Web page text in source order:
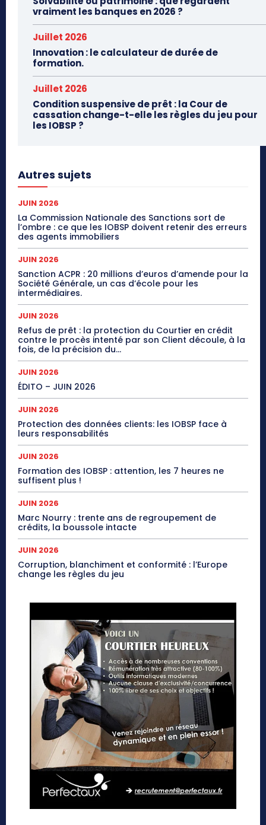
vraiment les banques en 2026 ?
Juillet 2026
Innovation : le calculateur de durée de
formation.
Juillet 2026
Condition suspensive de prêt : la Cour de
cassation change-t-elle les règles du jeu pour
les IOBSP ?
Autres sujets
JUIN 2026
La Commission Nationale des Sanctions sort de
l’ombre : ce que les IOBSP doivent retenir des erreurs
des agents immobiliers
JUIN 2026
Sanction ACPR : 20 millions d’euros d’amende pour la
Société Générale, un cas d’école pour les
intermédiaires.
JUIN 2026
Refus de prêt : la protection du Courtier en crédit
contre le procès intenté par son Client découle, à la
fois, de la précision du...
JUIN 2026
ÉDITO – JUIN 2026
JUIN 2026
Protection des données clients: les IOBSP face à
leurs responsabilités
JUIN 2026
Formation des IOBSP : attention, les 7 heures ne
suffisent plus !
JUIN 2026
Marc Nourry : trente ans de regroupement de
crédits, la boussole intacte
JUIN 2026
Corruption, blanchiment et conformité : l’Europe
change les règles du jeu